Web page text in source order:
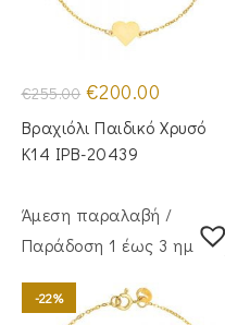
€255.00 Original
price
was:
€255.00.
€200.00
τιμή
είναι:
Βραχιόλι Παιδικό Χρυσό
Κ14 IPB-20439
Άμεση παραλαβή /
Παράδoση 1 έως 3 ημέρες
-22%